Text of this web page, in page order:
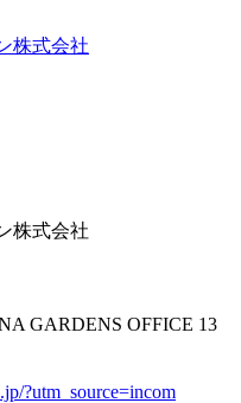
株式会社
株式会社
GARDENS OFFICE 13
?utm_source=incom